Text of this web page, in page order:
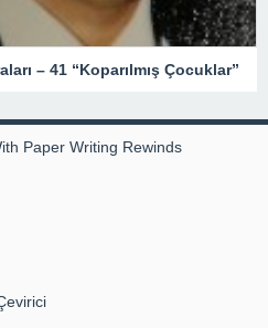
– 41 “Koparılmış Çocuklar”
Paper Writing Rewinds